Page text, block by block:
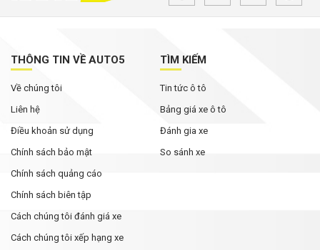
THÔNG TIN VỀ AUTO5
Về chúng tôi
Liên hệ
Điều khoản sử dụng
Chính sách bảo mật
Chính sách quảng cáo
Chính sách biên tập
Cách chúng tôi đánh giá xe
Cách chúng tôi xếp hạng xe
TÌM KIẾM
Tin tức ô tô
Bảng giá xe ô tô
Đánh gia xe
So sánh xe